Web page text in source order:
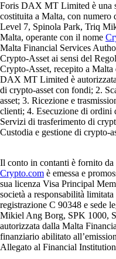
Foris DAX MT Limited è una
costituita a Malta, con numero
Level 7, Spinola Park, Triq
Malta, operante con il nome
Malta Financial Services
Crypto-Asset ai sensi del
Crypto-Asset, recepito a
DAX MT Limited è
di crypto-asset con fondi; 2.
asset; 3. Ricezione e
clienti; 4. Esecuzione di ordini
Servizi di trasferimento di
Custodia e gestione di crypto-
Il conto in contanti è fornito
Crypto.com è emessa e
sua licenza Visa Principal
società a responsabilità
registrazione C 90348 e sede
Mikiel Ang Borg, SPK 1000,
autorizzata dalla Malta
finanziario abilitato
Allegato al Financial